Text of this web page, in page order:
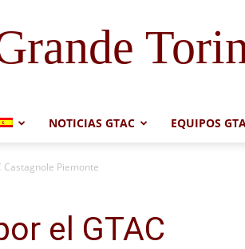
NOTICIAS GTAC EQUIPOS
Castagnole Piemonte
el GTAC